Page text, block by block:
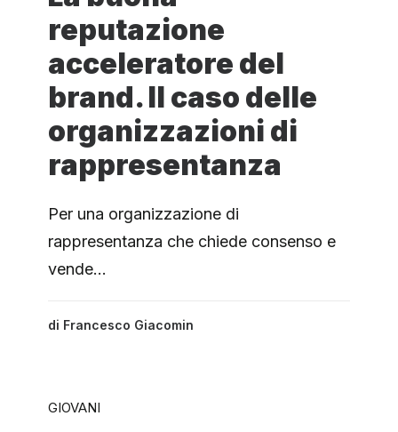
reputazione
acceleratore del
brand. Il caso delle
organizzazioni di
rappresentanza
Per una organizzazione di
rappresentanza che chiede consenso e
vende…
di Francesco Giacomin
GIOVANI